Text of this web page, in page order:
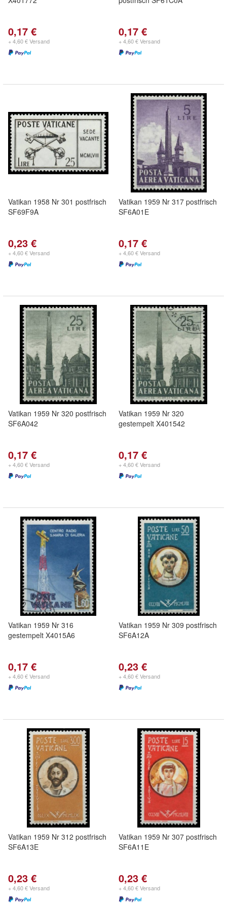
0,17 €
+ 4,60 € Versand
0,17 €
+ 4,60 € Versand
Vatikan 1958 Nr 301 postfrisch
SF69F9A
0,23 €
+ 4,60 € Versand
Vatikan 1959 Nr 317 postfrisch
SF6A01E
0,17 €
+ 4,60 € Versand
Vatikan 1959 Nr 320 postfrisch
SF6A042
0,17 €
+ 4,60 € Versand
Vatikan 1959 Nr 320
gestempelt X401542
0,17 €
+ 4,60 € Versand
Vatikan 1959 Nr 316
gestempelt X4015A6
0,17 €
+ 4,60 € Versand
Vatikan 1959 Nr 309 postfrisch
SF6A12A
0,23 €
+ 4,60 € Versand
Vatikan 1959 Nr 312 postfrisch
SF6A13E
0,23 €
+ 4,60 € Versand
Vatikan 1959 Nr 307 postfrisch
SF6A11E
0,23 €
+ 4,60 € Versand